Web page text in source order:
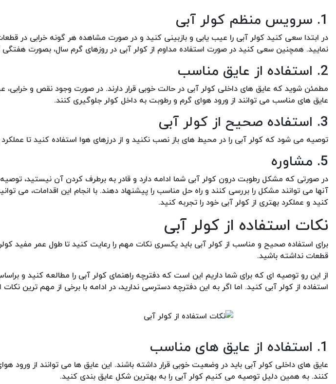
1. سرویس منظم کولر آبی
در ابتدا سعی کنید کولر آبی را عیب یابی و بازبینی کنید و در صورت مشاهده هر گونه خرابی در
نمایید. همچنین سعی کنید در صورت استفاده مداوم از کولر آبی در روزهای گرم سال، بصورت هفتگی
2. استفاده از عایق مناسب
مطمئن شوید که عایق های داخلی کولر آبی در حالت خوبی قرار دارند. در صورت وجود نقص و خرابی،
عایق های مناسب می توانند از ورود هوای گرم و رطوبت به داخل کولر جلوگیری کنند.
3. استفاده صحیح از کولر آبی
توصیه می شود که کولر آبی را در محیط های باز نصب نکنید و از درزهای هوا استفاده کنید تا
5. مشاوره
در صورتی که مشکل رطوبت درون کولر آبی شما ادامه دارد و قادر به برطرف کردن آن نیستید،
آنها می توانند مشکل را بررسی کنند و راه حل مناسب را پیشنهاد دهند. با انجام این اقدامات، می
کنید و عملکرد بهتری از کولر آبی خود را تجربه کنید.
نکات استفاده از کولر آبی
برای استفاده صحیح و مناسب از کولر آبی باید یکسری نکات مهم را رعایت کنید تا طول عمر مفید
قطعات نداشته باشید.
از این رو توصیه ای که برای شما داریم این است که دفترچه راهنمای کولر آبی را مطالعه کنید و
استفاده از کولر آبی کنید. اما اگر به این دفترچه دسترسی ندارید، در ادامه با برخی از مهم ترین
1. استفاده از عایق های مناسب
عایق های داخلی کولر آبی باید در وضعیت خوبی قرار داشته باشند. این عایق ها می توانند از ورود
کنند. به همین دلیل توصیه می کنیم کولر آبی را به بهترین شکل عایق بندی کنید.